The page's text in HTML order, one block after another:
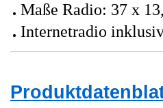
Maße Radio: 37 x
Internetradio